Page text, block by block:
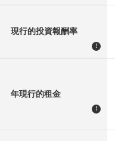
現行的投資報酬率
!
年現行的租金
!